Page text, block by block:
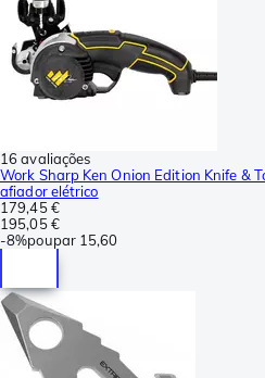
16 avaliações
Work Sharp Ken Onion Edition Knife &
afiador elétrico
179,45 €
195,05 €
-8%poupar 15,60